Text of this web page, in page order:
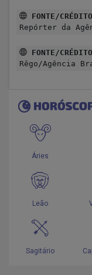
FONTE/
Repórter da
FONTE/
Rêgo/Agência